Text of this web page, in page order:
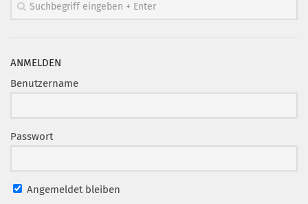
Clubführung
Marketing Pioniere
Arbeitsgruppen
Mentoring
Partnerschaften
Bundesverband Marketing Clubs
ANMELDEN
Benutzername
Passwort
Angemeldet bleiben